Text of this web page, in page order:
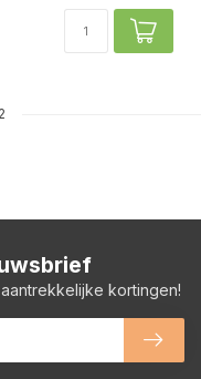
kortingen!